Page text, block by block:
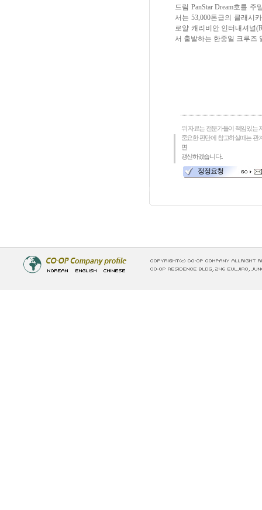
드림 PanStar Dream호를
서는 53,000톤급의 클래시
로얄 캐리비안 인터내셔널
서 출발하는 한중일 크루즈
위 자료는 전문가들이 책임있는
중요한 판단에 참고하실때는 관
면
갱신하겠습니다..
정정요청